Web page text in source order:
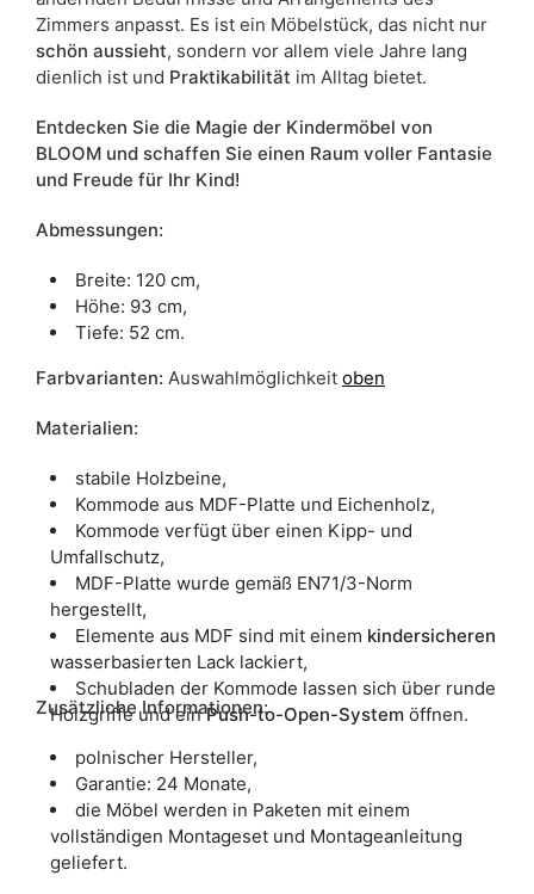
Zimmers anpasst. Es ist ein Möbelstück, das nicht nur
schön aussieht, sondern vor allem viele Jahre lang
dienlich ist und Praktikabilität im Alltag bietet.
Entdecken Sie die Magie der Kindermöbel von
BLOOM und schaffen Sie einen Raum voller Fantasie
und Freude für Ihr Kind!
Abmessungen:
Breite: 120 cm,
Höhe: 93 cm,
Tiefe: 52 cm.
Farbvarianten: Auswahlmöglichkeit oben
Materialien:
stabile Holzbeine,
Kommode aus MDF-Platte und Eichenholz,
Kommode verfügt über einen Kipp- und
Umfallschutz,
MDF-Platte wurde gemäß EN71/3-Norm
hergestellt,
Elemente aus MDF sind mit einem kindersicheren
wasserbasierten Lack lackiert,
Schubladen der Kommode lassen sich über runde
Holzgriffe und einPush-to-Open-System öffnen.
Zusätzliche Informationen:
polnischer Hersteller,
Garantie: 24 Monate,
die Möbel werden in Paketen mit einem
vollständigen Montageset und Montageanleitung
geliefert.